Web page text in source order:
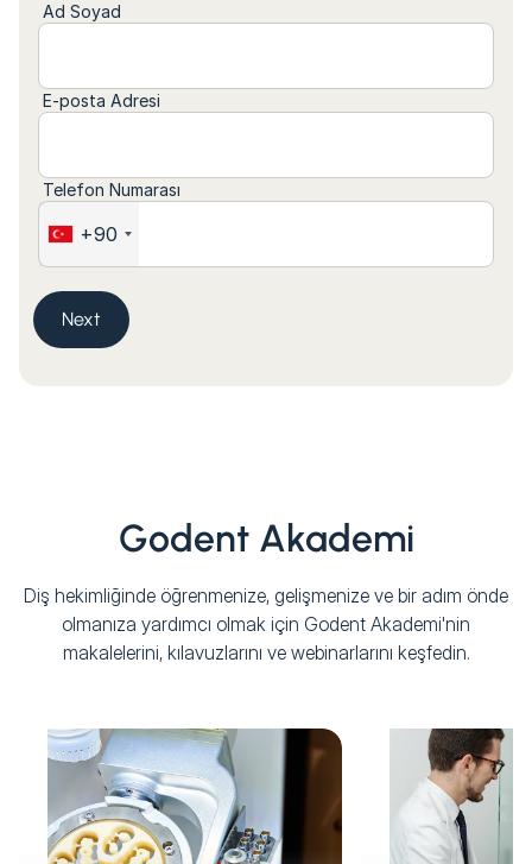
Ad Soyad
E-posta Adresi
Telefon Numarası
+90
Next
Godent Akademi
Diş hekimliğinde öğrenmenize, gelişmenize ve bir adım önde
olmanıza yardımcı olmak için Godent Akademi'nin
makalelerini, kılavuzlarını ve webinarlarını keşfedin.